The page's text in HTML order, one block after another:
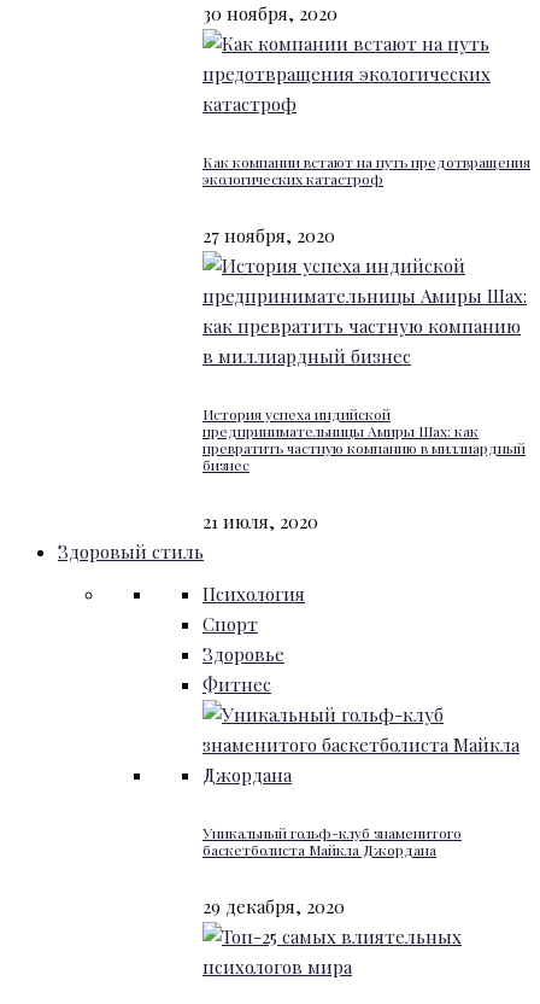
30 ноября, 2020
Как компании встают на путь предотвращения
экологических катастроф
27 ноября, 2020
История успеха индийской
предпринимательницы Амиры Шах: как
превратить частную компанию в миллиардный
бизнес
21 июля, 2020
Здоровый стиль
Психология
Спорт
Здоровье
Фитнес
Уникальный гольф-клуб знаменитого
баскетболиста Майкла Джордана
29 декабря, 2020